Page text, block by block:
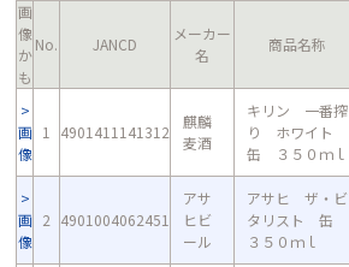
画
像
か
も
No. JANCD
メーカー
名
商品名称
画
像
1 4901411141312
麒麟
麦酒
キリン 一番搾
り ホワイト
缶 ３５０ｍｌ
画
像
2 4901004062451
アサ
ヒビ
ール
アサヒ ザ・ビ
タリスト 缶
３５０ｍｌ